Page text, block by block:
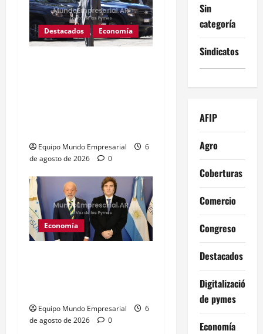
Destacados Economía
Equipo Mundo Empresarial
6
de agosto de 2026
0
Economía
Equipo Mundo Empresarial
6
de agosto de 2026
0
Sin
categoría
Sindicatos
AFIP
Agro
Coberturas
Comercio
Congreso
Destacados
Digitalización
de pymes
Economía